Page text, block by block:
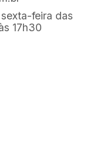
feira das
17h30